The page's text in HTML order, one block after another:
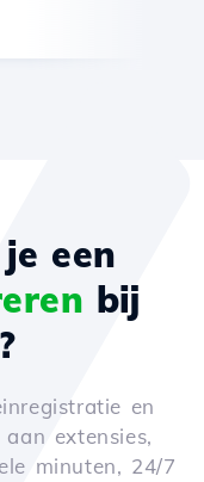
een
bij
en
extensies,
minuten, 24/7